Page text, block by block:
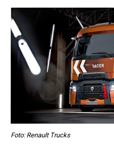
Foto: Renault Trucks